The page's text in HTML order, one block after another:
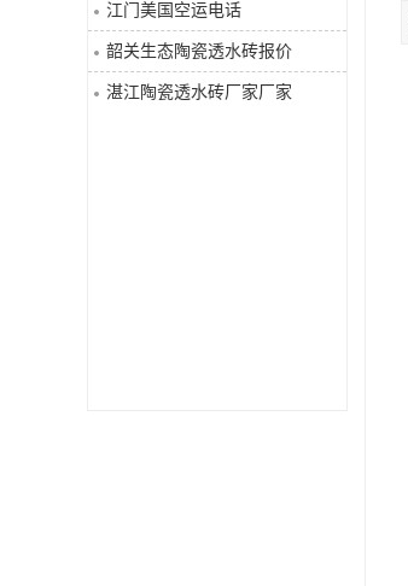
江门美国空运电话
韶关生态陶瓷透水砖报价
湛江陶瓷透水砖厂家厂家